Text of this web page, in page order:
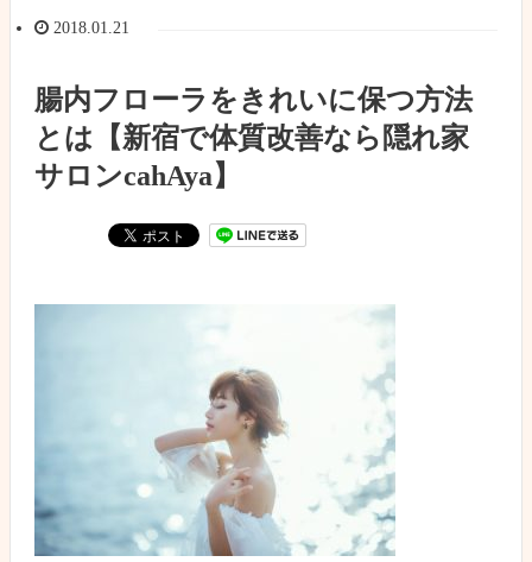
2018.01.21
腸内フローラをきれいに保つ方法
とは【新宿で体質改善なら隠れ家
サロンcahAya】